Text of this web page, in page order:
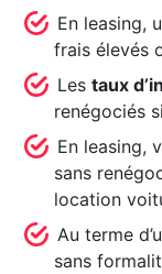
En leasing,
frais élevés
Les taux
renégociés
En leasing,
sans
location
Au terme
sans